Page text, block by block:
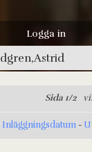
Logga in
Sida 1/2
Inläggningsdatum -